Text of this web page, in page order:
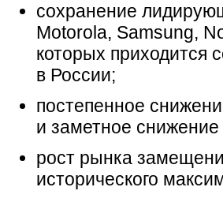
сохранение
Motorola, Samsung,
которых приходится
в России;
постепенное
и заметное
рост рынка
исторического